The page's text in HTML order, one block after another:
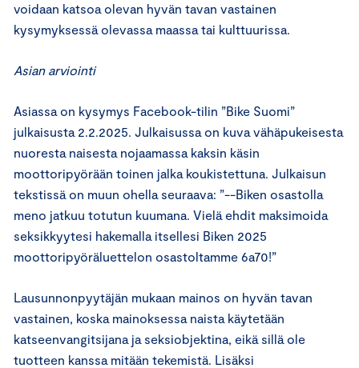
voidaan katsoa olevan hyvän tavan vastainen
kysymyksessä olevassa maassa tai kulttuurissa.
Asian arviointi
Asiassa on kysymys Facebook-tilin ”Bike Suomi”
julkaisusta 2.2.2025. Julkaisussa on kuva vähäpukeisesta
nuoresta naisesta nojaamassa kaksin käsin
moottoripyörään toinen jalka koukistettuna. Julkaisun
tekstissä on muun ohella seuraava: ”--Biken osastolla
meno jatkuu totutun kuumana. Vielä ehdit maksimoida
seksikkyytesi hakemalla itsellesi Biken 2025
moottoripyöräluettelon osastoltamme 6a70!”
Lausunnonpyytäjän mukaan mainos on hyvän tavan
vastainen, koska mainoksessa naista käytetään
katseenvangitsijana ja seksiobjektina, eikä sillä ole
tuotteen kanssa mitään tekemistä. Lisäksi